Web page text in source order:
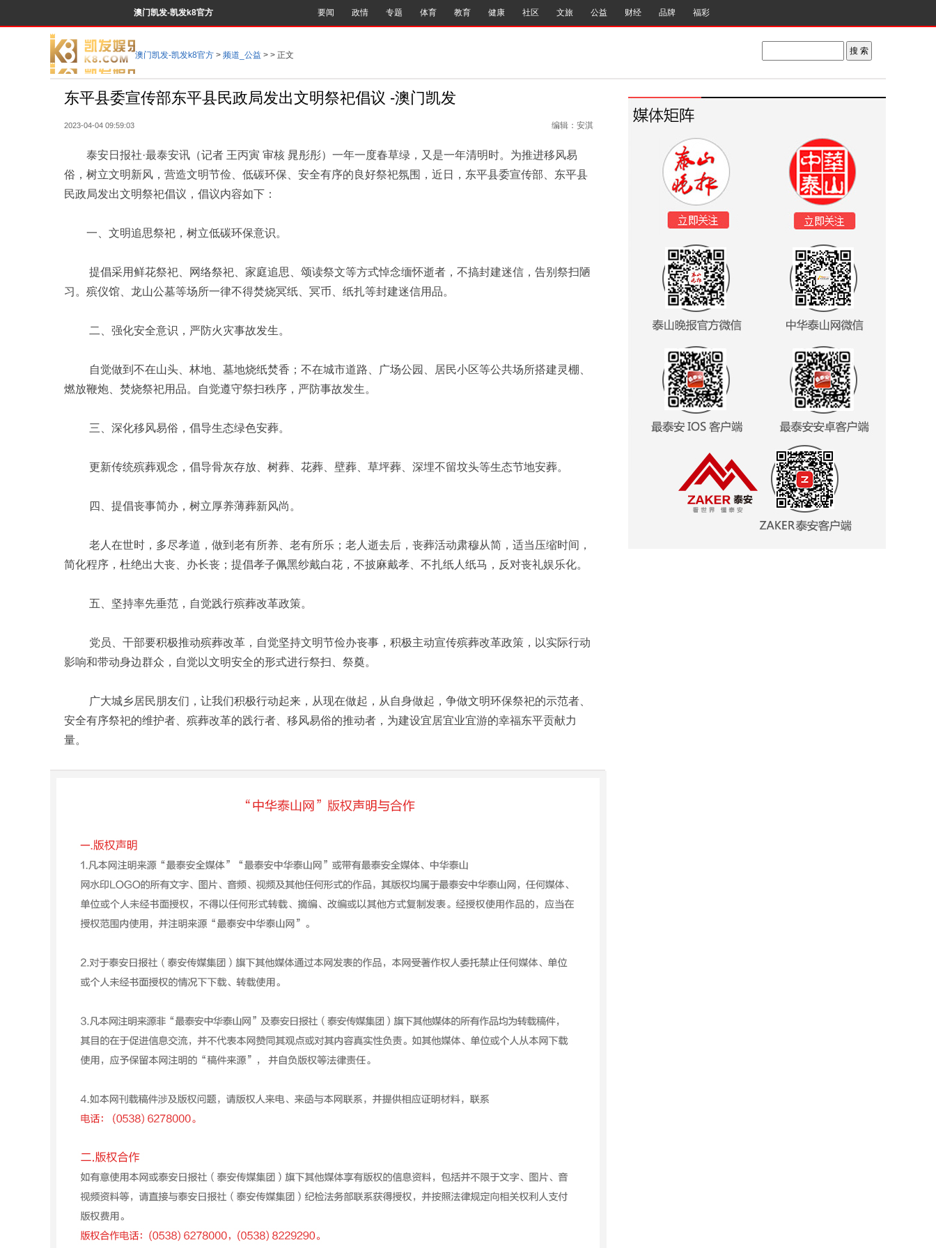
澳门凯发-凯发k8官方 要闻 政情 专题 体育 教育 健康 社区 文旅 公益 财经 品牌 福彩
澳门凯发-凯发k8官方 > 频道_公益 > > 正文
东平县委宣传部东平县民政局发出文明祭祀倡议 -澳门凯发
2023-04-04 09:59:03 编辑：安淇
泰安日报社·最泰安讯（记者 王丙寅 审核 晁彤彤）一年一度春草绿，又是一年清明时。为推进移风易
俗，树立文明新风，营造文明节俭、低碳环保、安全有序的良好祭祀氛围，近日，东平县委宣传部、东平县
民政局发出文明祭祀倡议，倡议内容如下：
一、文明追思祭祀，树立低碳环保意识。
提倡采用鲜花祭祀、网络祭祀、家庭追思、颂读祭文等方式悼念缅怀逝者，不搞封建迷信，告别祭扫陋
习。殡仪馆、龙山公墓等场所一律不得焚烧冥纸、冥币、纸扎等封建迷信用品。
二、强化安全意识，严防火灾事故发生。
自觉做到不在山头、林地、墓地烧纸焚香；不在城市道路、广场公园、居民小区等公共场所搭建灵棚、
燃放鞭炮、焚烧祭祀用品。自觉遵守祭扫秩序，严防事故发生。
三、深化移风易俗，倡导生态绿色安葬。
更新传统殡葬观念，倡导骨灰存放、树葬、花葬、壁葬、草坪葬、深埋不留坟头等生态节地安葬。
四、提倡丧事简办，树立厚养薄葬新风尚。
老人在世时，多尽孝道，做到老有所养、老有所乐；老人逝去后，丧葬活动肃穆从简，适当压缩时间，
简化程序，杜绝出大丧、办长丧；提倡孝子佩黑纱戴白花，不披麻戴孝、不扎纸人纸马，反对丧礼娱乐化。
五、坚持率先垂范，自觉践行殡葬改革政策。
党员、干部要积极推动殡葬改革，自觉坚持文明节俭办丧事，积极主动宣传殡葬改革政策，以实际行动
影响和带动身边群众，自觉以文明安全的形式进行祭扫、祭奠。
广大城乡居民朋友们，让我们积极行动起来，从现在做起，从自身做起，争做文明环保祭祀的示范者、
安全有序祭祀的维护者、殡葬改革的践行者、移风易俗的推动者，为建设宜居宜业宜游的幸福东平贡献力
量。